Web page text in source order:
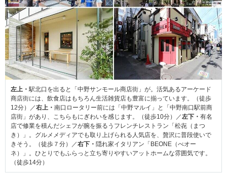
左上・駅北口を出ると「中野サンモール商店街」が。活気あるアーケード
商店街には、飲食店はもちろん生活雑貨店も豊富に揃っています。（徒歩
12分）／右上・ 南口ロータリー前には「中野マルイ」と「中野南口駅前商
店街」があり、こちらもにぎわいを感じます。（徒歩10分）／左下・ 有名
店で修業を積んだシェフが腕を振るうフレンチレストラン「松㐂（まつ
き）」。グルメメディアでも取り上げられる人気店を、贅沢に普段使いで
きそう。（徒歩７分）／右下・ 隠れ家イタリアン「BEONE（べオー
ネ）」。ひとりでもふらっと立ち寄りやすいアットホームな雰囲気です。
（徒歩14分）